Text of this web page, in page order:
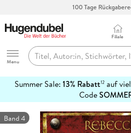
Abholung in über 100
Hugendubel
Menu
Filiale
Summer Sale: 13% Rabatt12auf
Code
erfahren
Band 4